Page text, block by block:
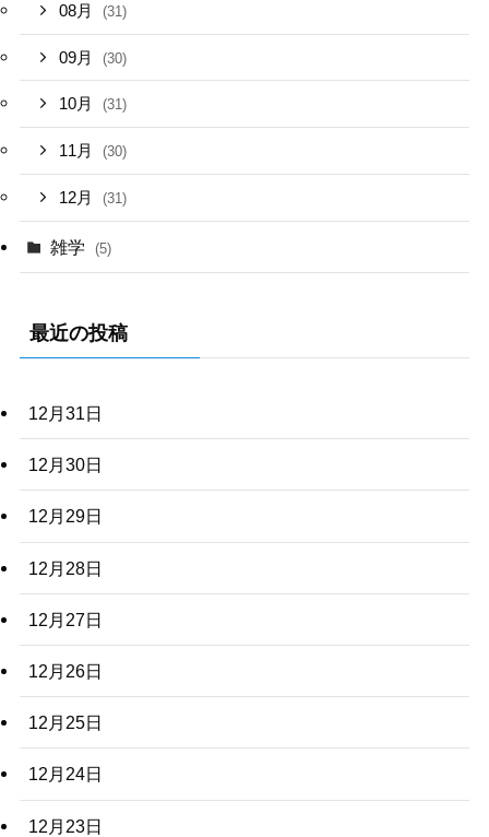
08月 (31)
09月 (30)
10月 (31)
11月 (30)
12月 (31)
雑学 (5)
最近の投稿
12月31日
12月30日
12月29日
12月28日
12月27日
12月26日
12月25日
12月24日
12月23日